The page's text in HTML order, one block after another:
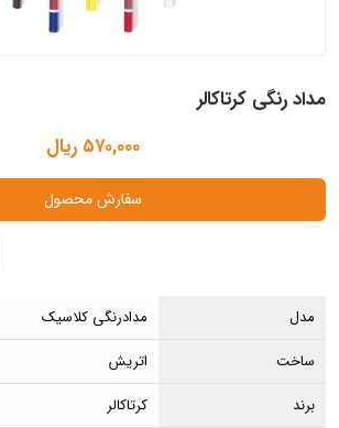
مداد رنگی کرتاکالر
۵۷۰,۰۰۰ ریال
سفارش محصول
مدل
مدادرنگی کلاسیک
ساخت
اتریش
برند
کرتاکالر